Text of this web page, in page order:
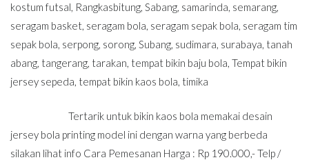
kostum futsal, Rangkasbitung, Sabang, samarinda, semarang,
seragam basket, seragam bola, seragam sepak bola, seragam tim
sepak bola, serpong, sorong, Subang, sudimara, surabaya, tanah
abang, tangerang, tarakan, tempat bikin baju bola, Tempat bikin
jersey sepeda, tempat bikin kaos bola, timika
Tertarik untuk bikin kaos bola memakai desain
jersey bola printing model ini dengan warna yang berbeda
silakan lihat info Cara Pemesanan Harga : Rp 190.000,- Telp /